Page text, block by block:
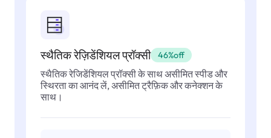
स्थैतिक रेज़िडेंशियल प्रॉक्सी 46%off
स्थैतिक रेजिडेंशियल प्रॉक्सी के साथ असीमित स्पीड और
स्थिरता का आनंद लें, असीमित ट्रैफ़िक और कनेक्शन के
साथ।